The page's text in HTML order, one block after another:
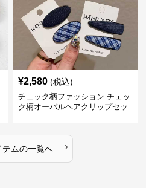
¥2,580 (税込)
チェック柄ファッション チェッ
ク柄オーバルヘアクリップセッ
テムの一覧へ ›